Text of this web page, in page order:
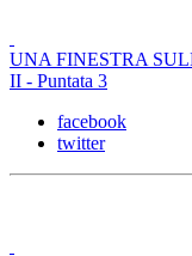
UNA FINESTRA
II - Puntata 3
facebook
twitter